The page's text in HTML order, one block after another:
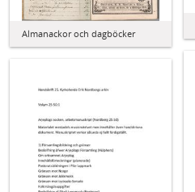
Almanackor och dagböcker